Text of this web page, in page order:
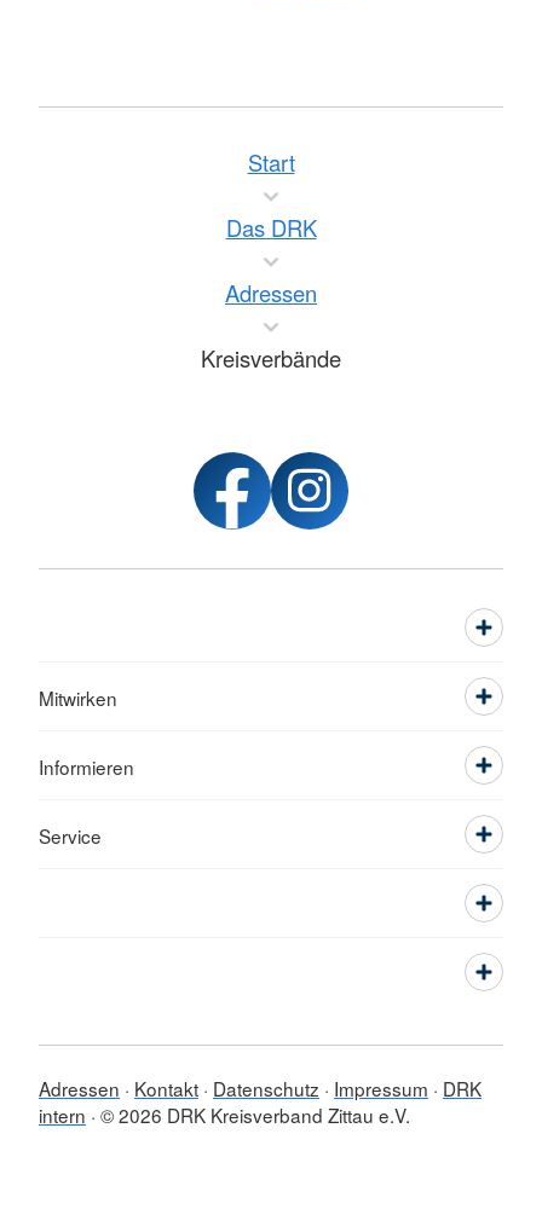
Start
Das DRK
Adressen
Kreisverbände
Mitwirken
Informieren
Service
Adressen Kontakt Datenschutz Impressum
DRK
intern © 2026 DRK Kreisverband Zittau e.V.